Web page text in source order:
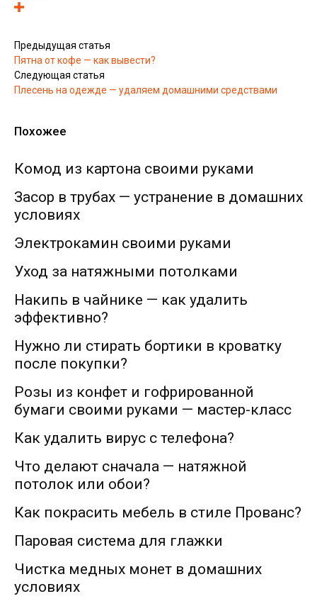
Предыдущая статья
Пятна от кофе — как вывести?
Следующая статья
Плесень на одежде — удаляем домашними средствами
Похожее
Комод из картона своими руками
Засор в трубах — устранение в домашних
условиях
Электрокамин своими руками
Уход за натяжными потолками
Накипь в чайнике — как удалить
эффективно?
Нужно ли стирать бортики в кроватку
после покупки?
Розы из конфет и гофрированной
бумаги своими руками — мастер-класс
Как удалить вирус с телефона?
Что делают сначала — натяжной
потолок или обои?
Как покрасить мебель в стиле Прованс?
Паровая система для глажки
Чистка медных монет в домашних
условиях